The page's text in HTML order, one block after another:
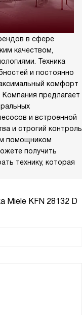
в сфере
качеством,
Техника
и постоянно
комфорт
предлагает
и встроенной
и строгий контроль
помощником
получить
технику, которая
Miele KFN 28132 D